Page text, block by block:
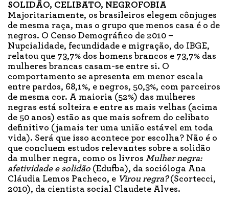
SOLIDÃO, CELIBATO, NEGROFOBIA
Majoritariamente, os brasileiros elegem cônjuges
de mesma raça, mas o grupo que menos casa é o de
negros. O Censo Demográfico de 2010 –
Nupcialidade, fecundidade e migração, do IBGE,
relatou que 73,7% dos homens brancos e 73,7% das
mulheres brancas casam-se entre si. O
comportamento se apresenta em menor escala
entre pardos, 68,1%, e negros, 50,3%, com parceiros
de mesma cor. A maioria (52%) das mulheres
negras está solteira e entre as mais velhas (acima
de 50 anos) estão as que mais sofrem do celibato
definitivo (jamais ter uma união estável em toda
vida). Será que isso acontece por escolha? Não é o
que concluem estudos relevantes sobre a solidão
da mulher negra, como os livros Mulher negra:
afetividade e solidão (Edufba), da socióloga Ana
Cláudia Lemos Pacheco, e Virou regra?(Scortecci,
2010), da cientista social Claudete Alves.